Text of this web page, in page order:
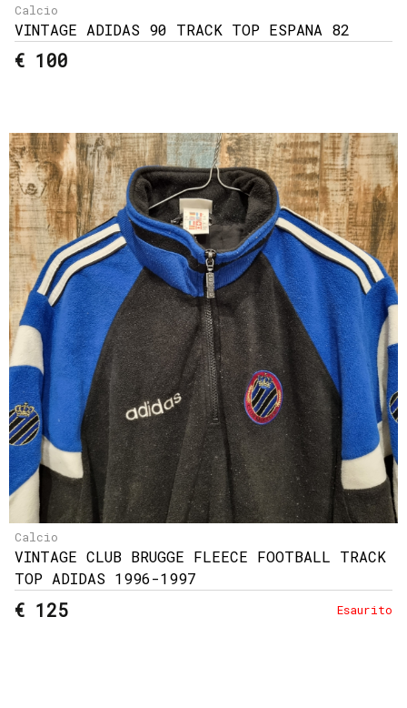
Calcio
VINTAGE ADIDAS 90 TRACK TOP ESPANA 82
€ 100
Calcio
VINTAGE CLUB BRUGGE FLEECE FOOTBALL TRACK
TOP ADIDAS 1996-1997
€ 125 Esaurito